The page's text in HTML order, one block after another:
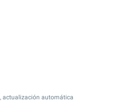
actualización automática